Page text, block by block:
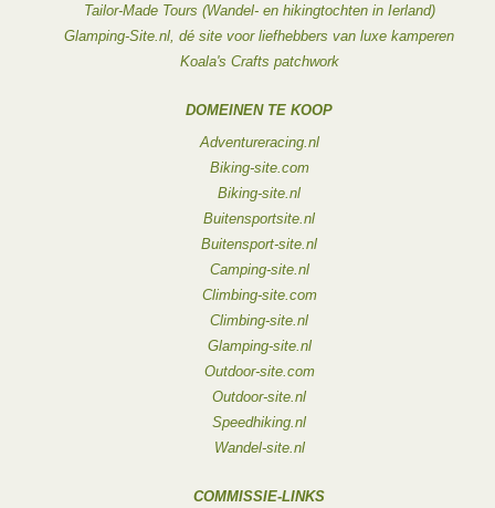
Tailor-Made Tours (Wandel- en hikingtochten in Ierland)
Glamping-Site.nl, dé site voor liefhebbers van luxe kamperen
Koala's Crafts patchwork
DOMEINEN TE KOOP
Adventureracing.nl
Biking-site.com
Biking-site.nl
Buitensportsite.nl
Buitensport-site.nl
Camping-site.nl
Climbing-site.com
Climbing-site.nl
Glamping-site.nl
Outdoor-site.com
Outdoor-site.nl
Speedhiking.nl
Wandel-site.nl
COMMISSIE-LINKS